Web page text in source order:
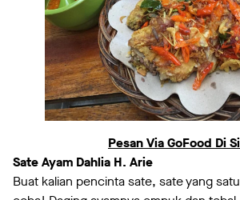
Pesan Via GoFood Di
Sate Ayam Dahlia H. Arie
Buat kalian pencinta sate, sate yang